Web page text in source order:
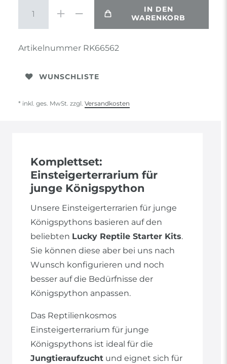
IN DEN
WARENKORB
Artikelnummer RK66562
WUNSCHLISTE
* inkl. ges. MwSt. zzgl. Versandkosten
Komplettset:
Einsteigerterrarium für
junge Königspython
Unsere Einsteigerterrarien für junge
Königspythons basieren auf den
beliebten Lucky Reptile Starter Kits.
Sie können diese aber bei uns nach
Wunsch konfigurieren und noch
besser auf die Bedürfnisse der
Königspython anpassen.
Das Reptilienkosmos
Einsteigerterrarium für junge
Königspythons ist ideal für die
Jungtieraufzucht und eignet sich für